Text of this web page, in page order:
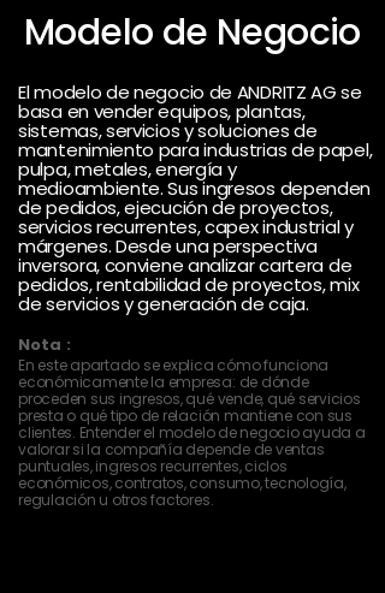
Modelo de Negocio
El modelo de negocio de ANDRITZ AG se
basa en vender equipos, plantas,
sistemas, servicios y soluciones de
mantenimiento para industrias de papel,
pulpa, metales, energía y
medioambiente. Sus ingresos dependen
de pedidos, ejecución de proyectos,
servicios recurrentes, capex industrial y
márgenes. Desde una perspectiva
inversora, conviene analizar cartera de
pedidos, rentabilidad de proyectos, mix
de servicios y generación de caja.
Nota :
En este apartado se explica cómo funciona
económicamente la empresa: de dónde
proceden sus ingresos, qué vende, qué servicios
presta o qué tipo de relación mantiene con sus
clientes. Entender el modelo de negocio ayuda a
valorar si la compañía depende de ventas
puntuales, ingresos recurrentes, ciclos
económicos, contratos, consumo, tecnología,
regulación u otros factores.